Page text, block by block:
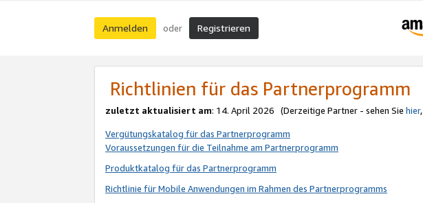
Anmelden oder Registrieren
Richtlinien für das Partnerprogramm
zuletzt aktualisiert am: 14. April 2026 (Derzeitige Partner - sehen Sie hier,
Vergütungskatalog für das Partnerprogramm
Voraussetzungen für die Teilnahme am Partnerprogramm
Produktkatalog für das Partnerprogramm
Richtlinie für Mobile Anwendungen im Rahmen des Partnerprogramms